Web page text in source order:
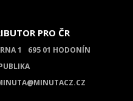
PRO ČR
1
695 01 HODONÍN